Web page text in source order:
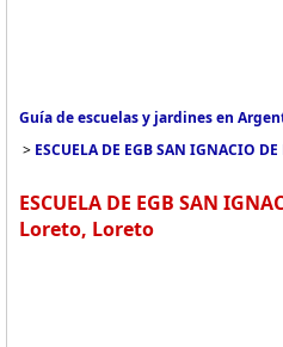
Guía de escuelas y jardines en
> ESCUELA DE EGB SAN IGNACIO
ESCUELA DE EGB SAN
Loreto, Loreto